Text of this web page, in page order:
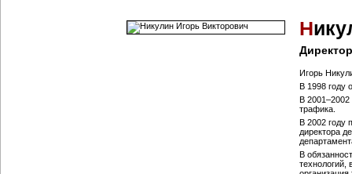
Н
Игорь
В 1998 году
В 2001–2002
трафика.
В 2002 году
директора
В
технологий,